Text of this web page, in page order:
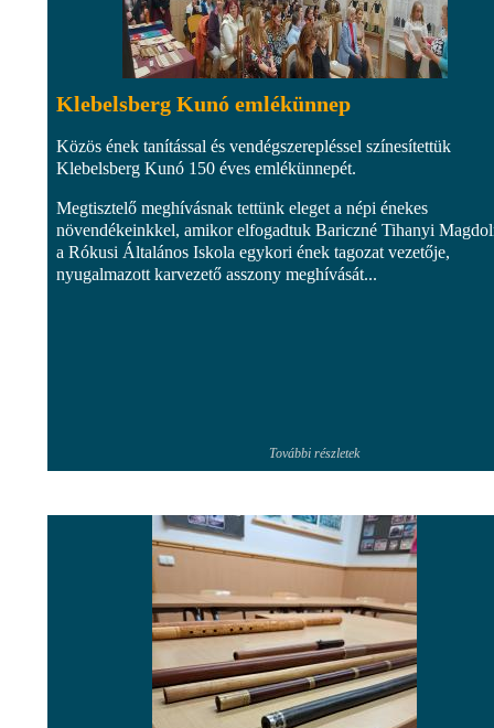
Klebelsberg Kunó emlékünnep
Közös ének tanítással és vendégszerepléssel színesítettük
Klebelsberg Kunó 150 éves emlékünnepét.
Megtisztelő meghívásnak tettünk eleget a népi énekes
növendékeinkkel, amikor elfogadtuk Bariczné Tihanyi
a Rókusi Általános Iskola egykori ének tagozat vezetője,
nyugalmazott karvezető asszony meghívását...
További részletek